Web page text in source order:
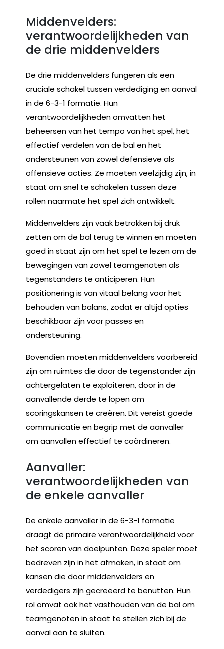
Middenvelders:
verantwoordelijkheden van
de drie middenvelders
De drie middenvelders fungeren als een
cruciale schakel tussen verdediging en aanval
in de 6-3-1 formatie. Hun
verantwoordelijkheden omvatten het
beheersen van het tempo van het spel, het
effectief verdelen van de bal en het
ondersteunen van zowel defensieve als
offensieve acties. Ze moeten veelzijdig zijn, in
staat om snel te schakelen tussen deze
rollen naarmate het spel zich ontwikkelt.
Middenvelders zijn vaak betrokken bij druk
zetten om de bal terug te winnen en moeten
goed in staat zijn om het spel te lezen om de
bewegingen van zowel teamgenoten als
tegenstanders te anticiperen. Hun
positionering is van vitaal belang voor het
behouden van balans, zodat er altijd opties
beschikbaar zijn voor passes en
ondersteuning.
Bovendien moeten middenvelders voorbereid
zijn om ruimtes die door de tegenstander zijn
achtergelaten te exploiteren, door in de
aanvallende derde te lopen om
scoringskansen te creëren. Dit vereist goede
communicatie en begrip met de aanvaller
om aanvallen effectief te coördineren.
Aanvaller:
verantwoordelijkheden van
de enkele aanvaller
De enkele aanvaller in de 6-3-1 formatie
draagt de primaire verantwoordelijkheid voor
het scoren van doelpunten. Deze speler moet
bedreven zijn in het afmaken, in staat om
kansen die door middenvelders en
verdedigers zijn gecreëerd te benutten. Hun
rol omvat ook het vasthouden van de bal om
teamgenoten in staat te stellen zich bij de
aanval aan te sluiten.